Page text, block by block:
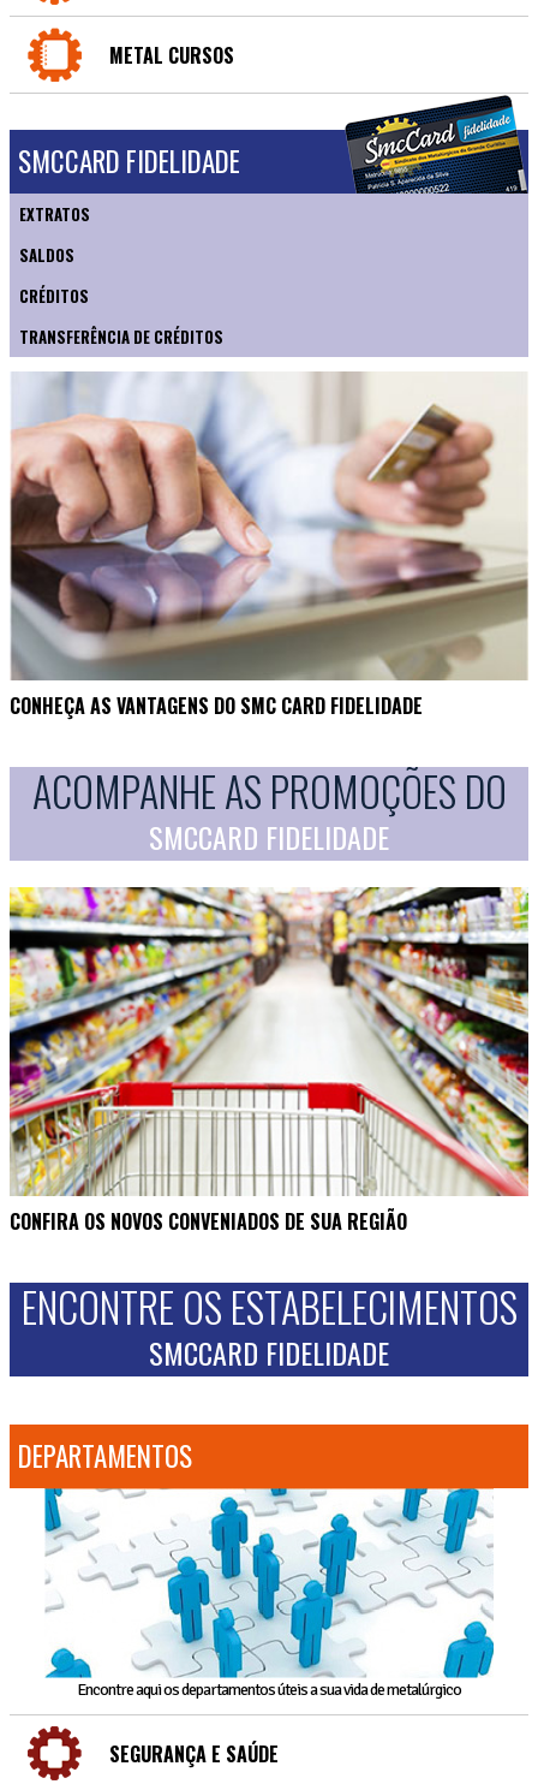
METAL CURSOS
SMCCARD FIDELIDADE
EXTRATOS
SALDOS
CRÉDITOS
TRANSFERÊNCIA DE CRÉDITOS
CONHEÇA AS VANTAGENS DO SMC CARD FIDELIDADE
ACOMPANHE AS PROMOÇÕES DO
SMCCARD FIDELIDADE
CONFIRA OS NOVOS CONVENIADOS DE SUA REGIÃO
ENCONTRE OS ESTABELECIMENTOS
SMCCARD FIDELIDADE
DEPARTAMENTOS
Encontre aqui os departamentos úteis a sua vida de metalúrgico
SEGURANÇA E SAÚDE